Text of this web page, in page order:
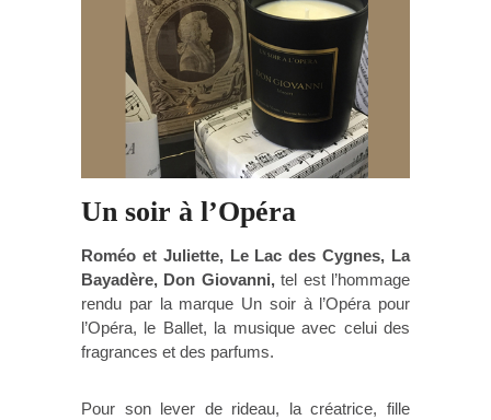
Un soir à l’Opéra
Roméo et Juliette, Le Lac des Cygnes, La
Bayadère, Don Giovanni,tel est l’hommage
rendu par la marque Un soir à l’Opéra pour
l’Opéra, le Ballet, la musique avec celui des
fragrances et des parfums.
Pour son lever de rideau, la créatrice, fille